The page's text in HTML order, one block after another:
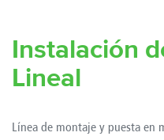
Instalación
Lineal
Línea de montaje y puesta en